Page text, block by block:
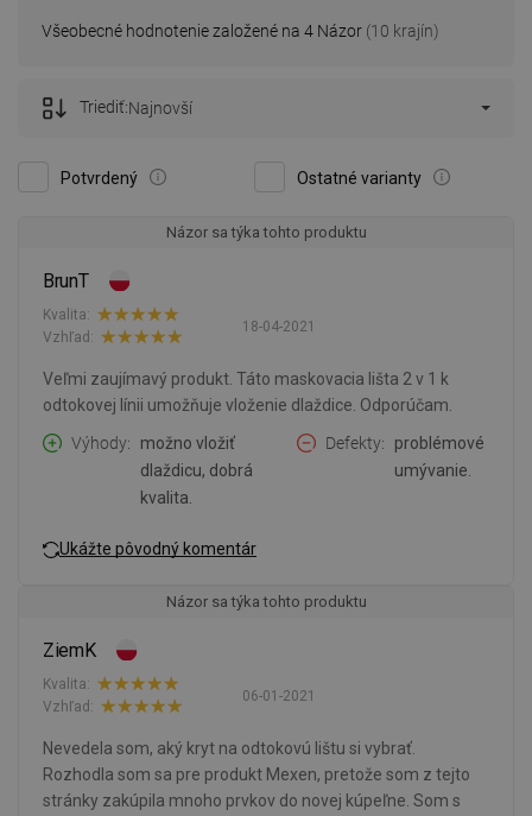
Všeobecné hodnotenie založené na 4 Názor (10 krajín)
Potvrdený Ostatné varianty
Triediť:Najnovší
Názor sa týka tohto produktu
BrunT
18-04-2021
Kvalita:
Vzhľad:
Veľmi zaujímavý produkt. Táto maskovacia lišta 2 v 1 k
odtokovej línii umožňuje vloženie dlaždice. Odporúčam.
Výhody
možno vložiť
dlaždicu, dobrá
kvalita.
Defekty
problémové
umývanie.
Ukážte pôvodný komentár
Názor sa týka tohto produktu
ZiemK
06-01-2021
Kvalita:
Vzhľad:
Nevedela som, aký kryt na odtokovú lištu si vybrať.
Rozhodla som sa pre produkt Mexen, pretože som z tejto
stránky zakúpila mnoho prvkov do novej kúpeľne. Som s